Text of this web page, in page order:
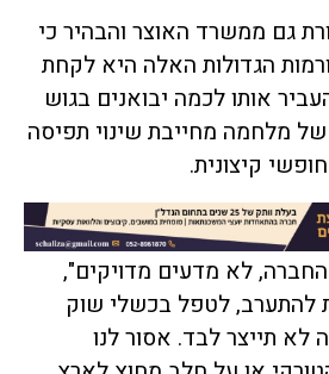
גם ממשרד האוצר והבהיר כי
הגדולות האלה היא לקחת
אותו לכמה יבואנים בגוש
של מלחמה מחייבת שינוי תפיסה
קיצונית.
לא מדעים מדויקים",
להתערב, לטפל בכשלי שוק
לא תייצר לבד. אסור לנו